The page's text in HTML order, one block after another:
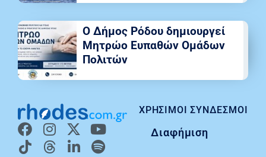
ΧΡΉΣΙΜΟΙ ΣΎΝΔΕΣΜΟΙ
Διαφήμιση
Ο Δήμος Ρόδου δημιουργεί
Μητρώο Ευπαθών Ομάδων
Πολιτών